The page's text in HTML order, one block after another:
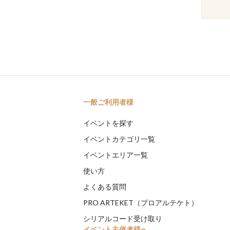
一般ご利用者様
イベントを探す
イベントカテゴリ一覧
イベントエリア一覧
使い方
よくある質問
PRO ARTEKET（プロアルテケト）
シリアルコード受け取り